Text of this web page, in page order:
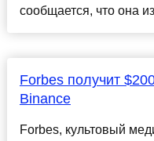
сообщается, что она
Forbes получит
Binance
Forbes, культовый